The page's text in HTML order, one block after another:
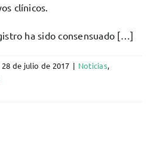
clínicos.
ha sido consensuado […]
28 de julio de 2017 | Noticias,